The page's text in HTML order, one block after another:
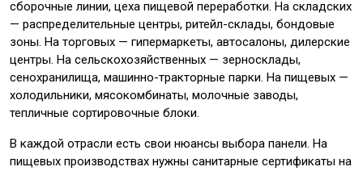
сборочные линии, цеха пищевой переработки. На складских
— распределительные центры, ритейл-склады, бондовые
зоны. На торговых — гипермаркеты, автосалоны, дилерские
центры. На сельскохозяйственных — зерносклады,
сенохранилища, машинно-тракторные парки. На пищевых —
холодильники, мясокомбинаты, молочные заводы,
тепличные сортировочные блоки.
В каждой отрасли есть свои нюансы выбора панели. На
пищевых производствах нужны санитарные сертификаты на